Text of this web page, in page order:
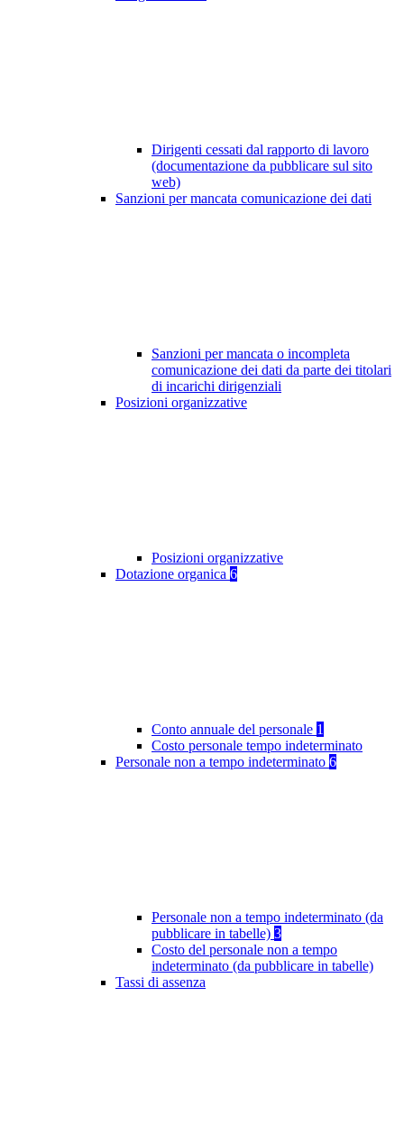
Dirigenti cessati dal rapporto di lavoro
(documentazione da pubblicare sul sito
web)
Sanzioni per mancata comunicazione dei dati
Sanzioni per mancata o incompleta
comunicazione dei dati da parte dei titolari
di incarichi dirigenziali
Posizioni organizzative
Posizioni organizzative
Dotazione organica 6
Conto annuale del personale 1
Costo personale tempo indeterminato
Personale non a tempo indeterminato 6
Personale non a tempo indeterminato (da
pubblicare in tabelle) 3
Costo del personale non a tempo
indeterminato (da pubblicare in tabelle)
Tassi di assenza